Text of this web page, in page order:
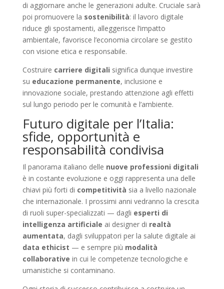
di aggiornare anche le generazioni adulte. Cruciale sarà
poi promuovere la sostenibilità: il lavoro digitale
riduce gli spostamenti, alleggerisce l’impatto
ambientale, favorisce l’economia circolare se gestito
con visione etica e responsabile.
Costruire carriere digitali significa dunque investire
su educazione permanente, inclusione e
innovazione sociale, prestando attenzione agli effetti
sul lungo periodo per le comunità e l’ambiente.
Futuro digitale per l’Italia:
sfide, opportunità e
responsabilità condivisa
Il panorama italiano delle nuove professioni digitali
è in costante evoluzione e oggi rappresenta una delle
chiavi più forti di competitività sia a livello nazionale
che internazionale. I prossimi anni vedranno la crescita
di ruoli super-specializzati — dagli esperti di
intelligenza artificiale ai designer di realtà
aumentata, dagli sviluppatori per la salute digitale ai
data ethicist — e sempre più modalità
collaborative in cui le competenze tecnologiche e
umanistiche si contaminano.